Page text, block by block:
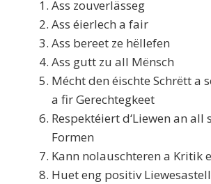
Ass zouverlässeg
Ass éierlech a fair
Ass bereet ze hëllefen
Ass gutt zu all Mënsch
Mécht den éischte Schrëtt a
a fir Gerechtegkeet
Respektéiert d‘Liewen an all
Formen
Kann nolauschteren a Kritik
Huet eng positiv